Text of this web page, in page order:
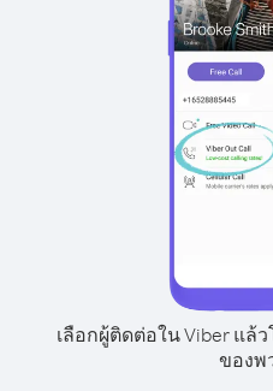
เลือกผู้ติดต่อใน Viber แ
ของพ